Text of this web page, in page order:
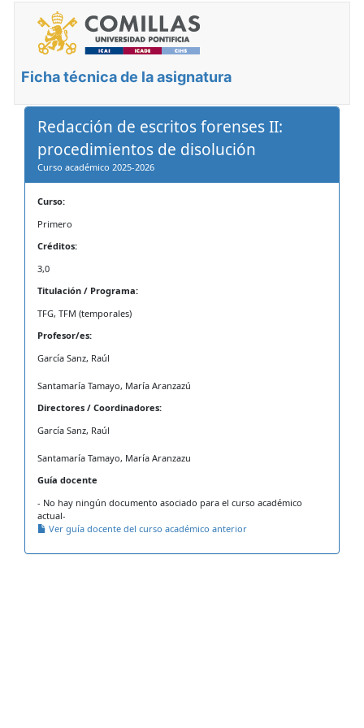
Ficha técnica de la asignatura
Redacción de escritos forenses II:
procedimientos de disolución
Curso académico 2025-2026
Curso:
Primero
Créditos:
3,0
Titulación / Programa:
TFG, TFM (temporales)
Profesor/es:
García Sanz, Raúl
Santamaría Tamayo, María Aranzazú
Directores / Coordinadores:
García Sanz, Raúl
Santamaría Tamayo, María Aranzazu
Guía docente
- No hay ningún documento asociado para el curso académico
actual-
Ver guía docente del curso académico anterior